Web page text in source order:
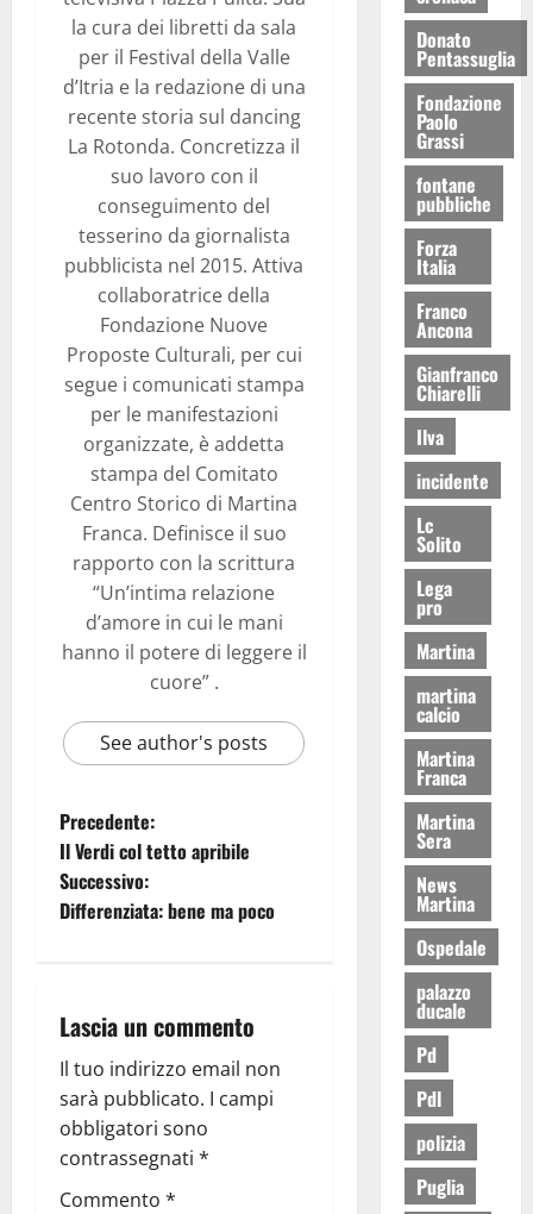
la cura dei libretti da sala
per il Festival della Valle
d’Itria e la redazione di una
recente storia sul dancing
La Rotonda. Concretizza il
suo lavoro con il
conseguimento del
tesserino da giornalista
pubblicista nel 2015. Attiva
collaboratrice della
Fondazione Nuove
Proposte Culturali, per cui
segue i comunicati stampa
per le manifestazioni
organizzate, è addetta
stampa del Comitato
Centro Storico di Martina
Franca. Definisce il suo
rapporto con la scrittura
“Un’intima relazione
d’amore in cui le mani
hanno il potere di leggere il
cuore” .
See author's posts
Precedente:
Il Verdi col tetto apribile
Successivo:
Differenziata: bene ma poco
Lascia un commento
Il tuo indirizzo email non
sarà pubblicato. I campi
obbligatori sono
contrassegnati *
Commento *
Donato
Pentassuglia
Fondazione
Paolo
Grassi
fontane
pubbliche
Forza
Italia
Franco
Ancona
Gianfranco
Chiarelli
Ilva
incidente
Lc
Solito
Lega
pro
Martina
martina
calcio
Martina
Franca
Martina
Sera
News
Martina
Ospedale
palazzo
ducale
Pd
Pdl
polizia
Puglia